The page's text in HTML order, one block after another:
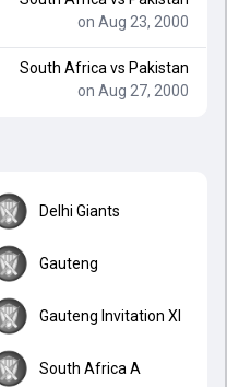
on Aug 23, 2000
South Africa vs Pakistan
on Aug 27, 2000
Delhi Giants
Gauteng
Gauteng Invitation XI
South Africa A